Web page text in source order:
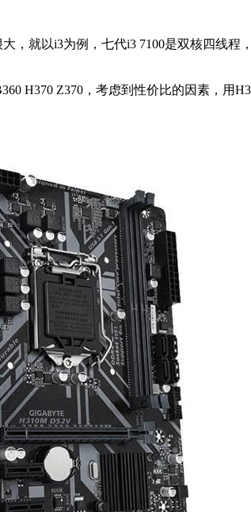
，就以i3为例，七代i3 7100是双核四线程
H370 Z370，考虑到性价比的因素，用